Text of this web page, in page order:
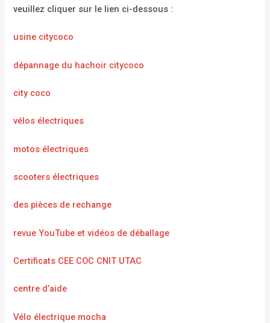
veuillez cliquer sur le lien ci-dessous :
usine citycoco
dépannage du hachoir citycoco
city coco
vélos électriques
motos électriques
scooters électriques
des pièces de rechange
revue YouTube et vidéos de déballage
Certificats CEE COC CNIT UTAC
centre d’aide
Vélo électrique mocha